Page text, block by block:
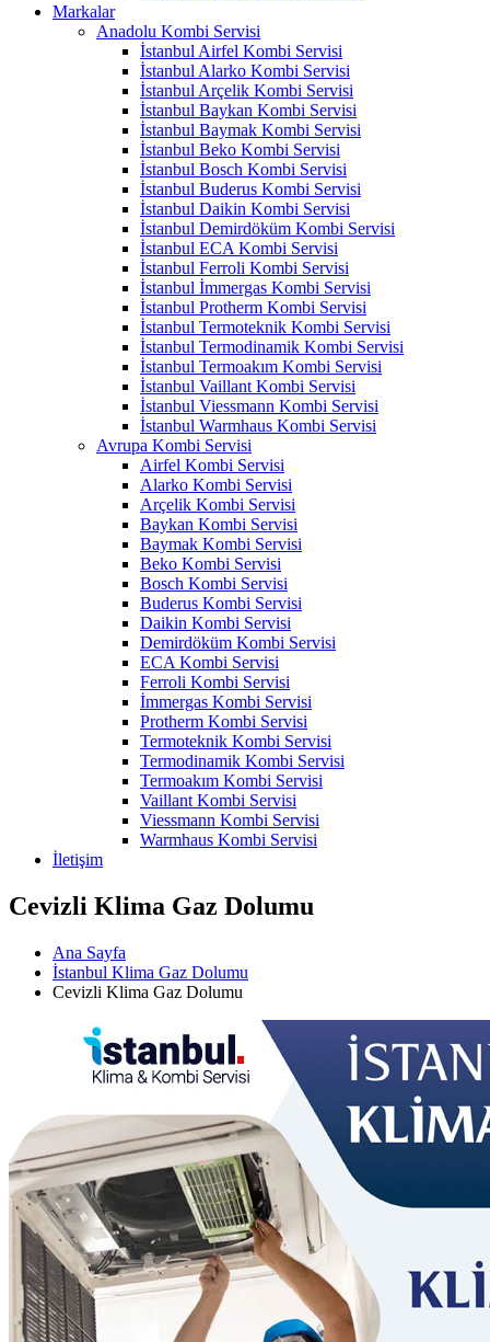
Markalar
Anadolu Kombi Servisi
İstanbul Airfel Kombi Servisi
İstanbul Alarko Kombi Servisi
İstanbul Arçelik Kombi Servisi
İstanbul Baykan Kombi Servisi
İstanbul Baymak Kombi Servisi
İstanbul Beko Kombi Servisi
İstanbul Bosch Kombi Servisi
İstanbul Buderus Kombi Servisi
İstanbul Daikin Kombi Servisi
İstanbul Demirdöküm Kombi Servisi
İstanbul ECA Kombi Servisi
İstanbul Ferroli Kombi Servisi
İstanbul İmmergas Kombi Servisi
İstanbul Protherm Kombi Servisi
İstanbul Termoteknik Kombi Servisi
İstanbul Termodinamik Kombi Servisi
İstanbul Termoakım Kombi Servisi
İstanbul Vaillant Kombi Servisi
İstanbul Viessmann Kombi Servisi
İstanbul Warmhaus Kombi Servisi
Avrupa Kombi Servisi
Airfel Kombi Servisi
Alarko Kombi Servisi
Arçelik Kombi Servisi
Baykan Kombi Servisi
Baymak Kombi Servisi
Beko Kombi Servisi
Bosch Kombi Servisi
Buderus Kombi Servisi
Daikin Kombi Servisi
Demirdöküm Kombi Servisi
ECA Kombi Servisi
Ferroli Kombi Servisi
İmmergas Kombi Servisi
Protherm Kombi Servisi
Termoteknik Kombi Servisi
Termodinamik Kombi Servisi
Termoakım Kombi Servisi
Vaillant Kombi Servisi
Viessmann Kombi Servisi
Warmhaus Kombi Servisi
İletişim
Cevizli Klima Gaz Dolumu
Ana Sayfa
İstanbul Klima Gaz Dolumu
Cevizli Klima Gaz Dolumu